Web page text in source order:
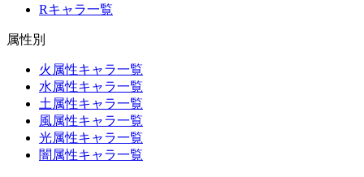
Rキャラ一覧
属性別
火属性キャラ一覧
水属性キャラ一覧
土属性キャラ一覧
風属性キャラ一覧
光属性キャラ一覧
闇属性キャラ一覧